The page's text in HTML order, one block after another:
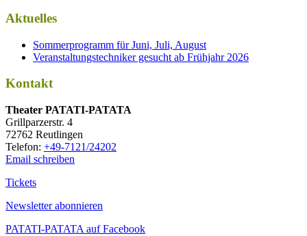
Aktuelles
Sommerprogramm für Juni, Juli, August
Veranstaltungstechniker gesucht ab Frühjahr 2026
Kontakt
Thea­ter PATATI-PATATA
Grill­par­zer­str. 4
72762 Reutlingen
Tele­fon: +49-7121/24202
Email schreiben
Tickets
Newsletter abonnieren
PATATI-PATATA auf Facebook